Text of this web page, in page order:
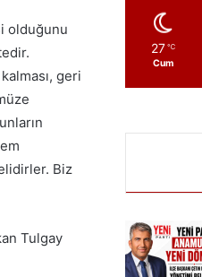
olduğunu
geri
Biz
Tulgay
27 ℃
Cum